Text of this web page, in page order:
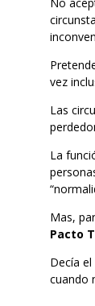
vez
Las
La
Mas,
Pacto
Decía
cuando